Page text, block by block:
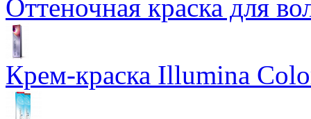
Оттеночная краска для
Крем-краска Illumina